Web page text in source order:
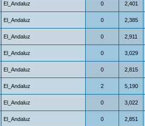
El_Andaluz 0 2,401
El_Andaluz 0 2,385
El_Andaluz 0 2,911
El_Andaluz 0 3,029
El_Andaluz 0 2,815
El_Andaluz 2 5,190
El_Andaluz 0 3,022
El_Andaluz 0 2,851